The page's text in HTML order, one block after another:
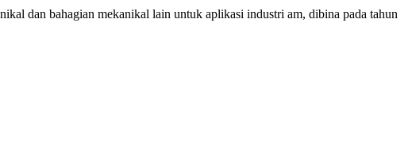
dan bahagian mekanikal lain untuk aplikasi industri am, dibina pada tahun